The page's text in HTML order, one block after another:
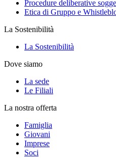
Procedure deliberative
Etica di Gruppo e
La Sostenibilità
La Sostenibilità
Dove siamo
La sede
Le Filiali
La nostra offerta
Famiglia
Giovani
Imprese
Soci